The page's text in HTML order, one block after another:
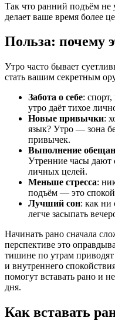
Так что ранний подъём не
делает ваше время более
Польза: почему
Утро часто бывает
стать вашим секретным
Забота о себе:
утро даёт тихое
Новые привычки:
язык? Утро — зона
привычек.
Выполнение
Утренние часы дают
личных целей.
Меньше стресса:
подъём — это
Лучший сон: как ни
легче засыпать
Начинать рано сначала
перспективе это
тишине по утрам
и внутреннего
помогут вставать рано и
дня.
Как вставать